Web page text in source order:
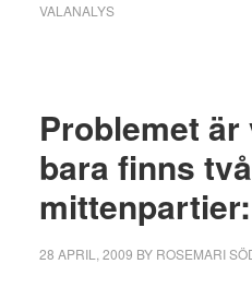
VALANALYS
Problemet
bara finns två
28 APRIL, 2009 BY ROSEMARI